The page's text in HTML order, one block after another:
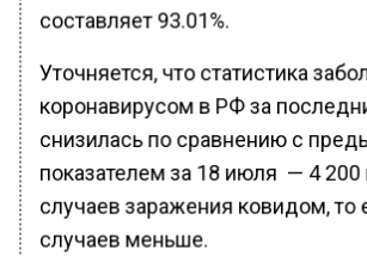
составляет 93.01%.
Уточняется, что статистика
коронавирусом в РФ за
снизилась по сравнению с
показателем за 18 июля — 4
случаев заражения ковидом, то
случаев меньше.